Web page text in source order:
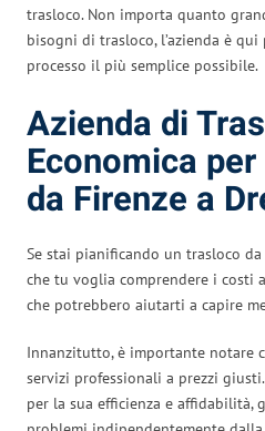
trasloco. Non importa quanto
bisogni di trasloco, l’azienda è
processo il più semplice possibile.
Azienda di
Economica
da Firenze a
Se stai pianificando un trasloco
che tu voglia comprendere i costi
che potrebbero aiutarti a capire
Innanzitutto, è importante notare
servizi professionali a prezzi
per la sua efficienza e affidabilità,